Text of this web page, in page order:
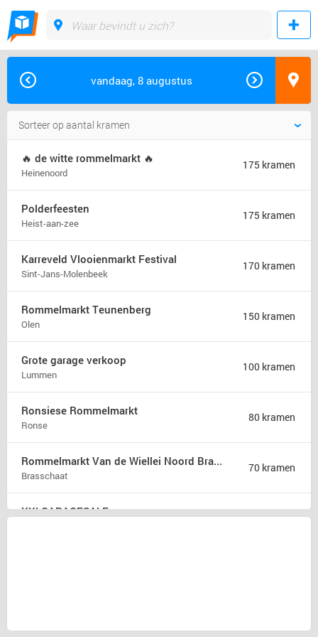
vandaag, 8 augustus
🔥 de witte rommelmarkt 🔥
Heinenoord
175 kramen
Polderfeesten
Heist-aan-zee
175 kramen
Karreveld Vlooienmarkt Festival
Sint-Jans-Molenbeek
170 kramen
Rommelmarkt Teunenberg
Olen
150 kramen
Grote garage verkoop
Lummen
100 kramen
Ronsiese Rommelmarkt
Ronse
80 kramen
Rommelmarkt Van de Wiellei Noord Brasschaat
Brasschaat
70 kramen
XXLGARAGESALE 50 kramen